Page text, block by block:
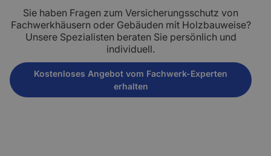
Sie haben Fragen zum Versicherungsschutz von
Fachwerkhäusern oder Gebäuden mit Holzbauweise?
Unsere Spezialisten beraten Sie persönlich und
individuell.
Kostenloses Angebot vom Fachwerk-Experten
erhalten